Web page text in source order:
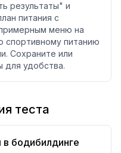
результаты" и
питания с
меню на
спортивному питанию
Сохраните или
для удобства.
теста
бодибилдинге